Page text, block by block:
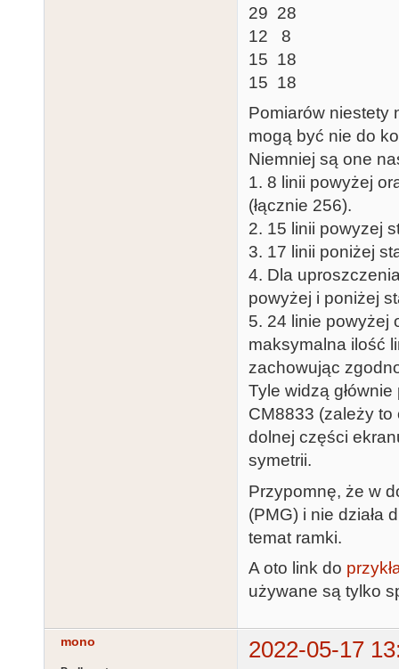
29 28
12 8
15 18
15 18
Pomiarów niestety
mogą być nie do
Niemniej są one
1. 8 linii powyżej
(łącznie 256).
2. 15 linii powyzej
3. 17 linii poniżej
4. Dla
powyżej i poniżej
5. 24 linie powyżej
maksymalna ilość
zachowując
Tyle widzą
CM8833 (zależy to
dolnej części
symetrii.
Przypomnę, że w
(PMG) i nie działa
temat ramki.
A oto link do
używane są tylko
mono 2022-05-17